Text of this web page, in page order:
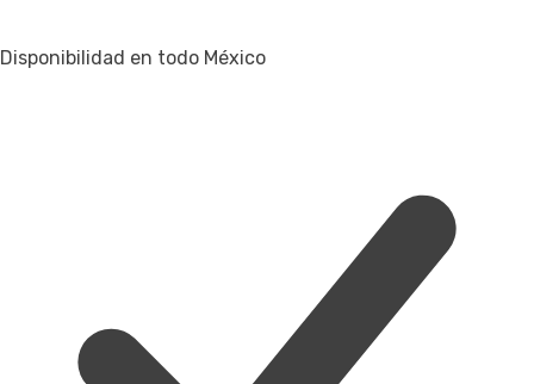
Disponibilidad en todo México